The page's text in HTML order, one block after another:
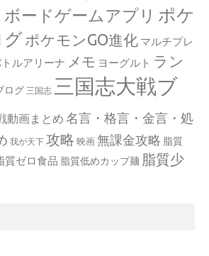
ボードゲームアプリ ポケ
グポケモンGO進化 マルチプレ
ルアリーナ メモ ヨーグルト ラン
ログ 三国志 三国志大戦ブ
動画まとめ 名言・格言・金言・処
我が天下 攻略 映画 無課金攻略 脂質
質ゼロ食品 脂質低めカップ麺 脂質少